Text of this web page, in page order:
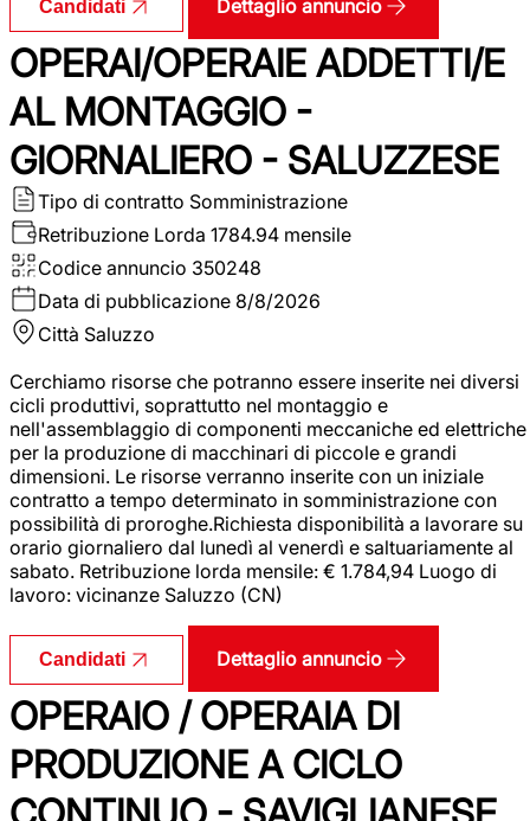
Candidati Dettaglio annuncio
OPERAI/OPERAIE ADDETTI/E
AL MONTAGGIO -
GIORNALIERO - SALUZZESE
Tipo di contratto Somministrazione
Retribuzione Lorda 1784.94 mensile
Codice annuncio 350248
Data di pubblicazione 8/8/2026
Città Saluzzo
Cerchiamo risorse che potranno essere inserite nei diversi
cicli produttivi, soprattutto nel montaggio e
nell'assemblaggio di componenti meccaniche ed elettriche
per la produzione di macchinari di piccole e grandi
dimensioni. Le risorse verranno inserite con un iniziale
contratto a tempo determinato in somministrazione con
possibilità di proroghe.Richiesta disponibilità a lavorare su
orario giornaliero dal lunedì al venerdì e saltuariamente al
sabato. Retribuzione lorda mensile: € 1.784,94 Luogo di
lavoro: vicinanze Saluzzo (CN)
Candidati Dettaglio annuncio
OPERAIO / OPERAIA DI
PRODUZIONE A CICLO